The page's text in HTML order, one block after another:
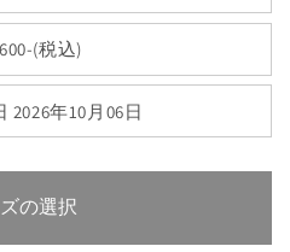
(税込)
2026年10月06日
の選択